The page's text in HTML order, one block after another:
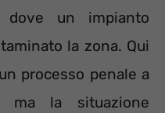
dove un impianto
la zona. Qui
processo penale a
ma la situazione